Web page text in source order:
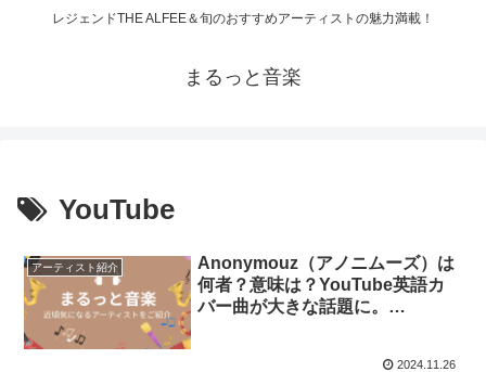
レジェンドTHE ALFEE＆旬のおすすめアーティストの魅力満載！
まるっと音楽
YouTube
アーティスト紹介
Anonymouz（アノニムーズ）は
何者？意味は？YouTube英語カ
バー曲が大きな話題に。
2024.11.26